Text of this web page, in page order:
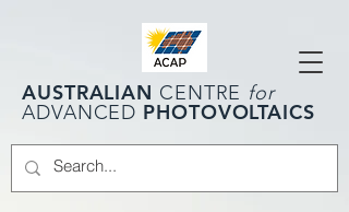
AUSTRALIAN CENTRE for
ADVANCED PHOTOVOLTAICS